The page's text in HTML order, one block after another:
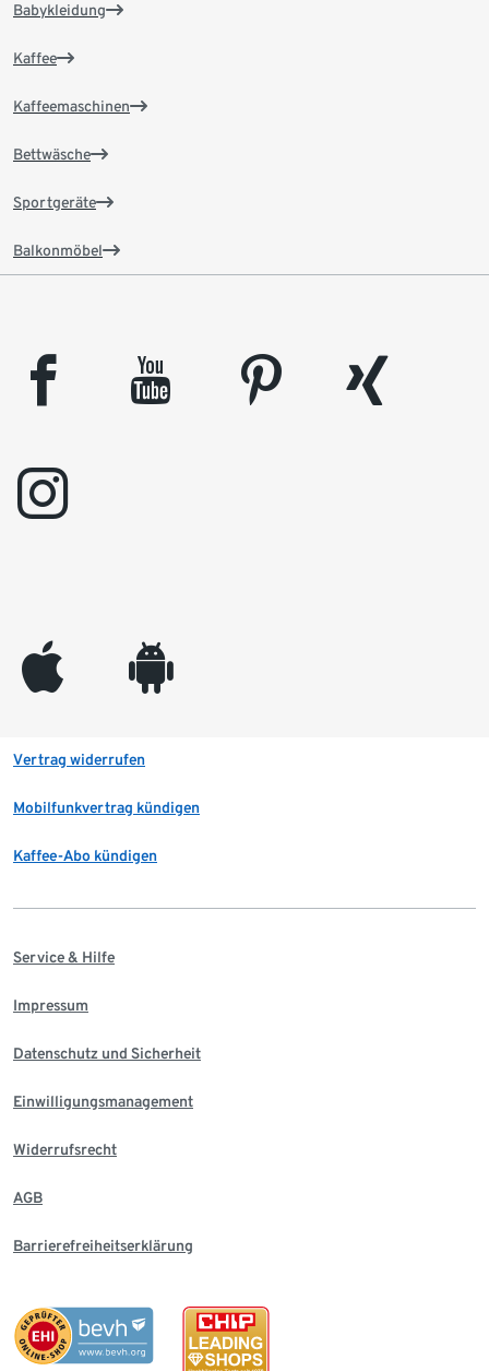
Babykleidung
Kaffee
Kaffeemaschinen
Bettwäsche
Sportgeräte
Balkonmöbel
facebook youtube pinterest
xing
instagram
appleinc android
Vertrag widerrufen
Mobilfunkvertrag kündigen
Kaffee-Abo kündigen
Service & Hilfe
Impressum
Datenschutz und Sicherheit
Einwilligungsmanagement
Widerrufsrecht
AGB
Barrierefreiheitserklärung